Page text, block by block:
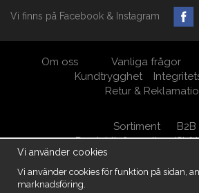
Vi finns på Facebook & Instagram
Om oss Vanliga frågor
Kundtrygghet
Retur &
Sortiment
B2B
Produktinformation/
Vi använder cookies
Vi använder cookies för funktion på sidan,
marknadsföring.